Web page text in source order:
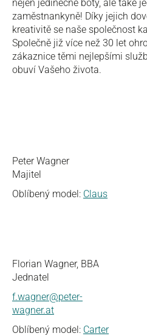
nejen jedinečné boty, ale také
zaměstnankyně! Díky jejich
kreativitě se naše společnost
Společně již více než 30 let
zákaznice těmi nejlepšími
obuví Vašeho života.
Peter Wagner
Majitel
Oblíbený model: Claus
Florian Wagner, BBA
Jednatel
f.wagner@peter-
wagner.at
Oblíbený model: Carter